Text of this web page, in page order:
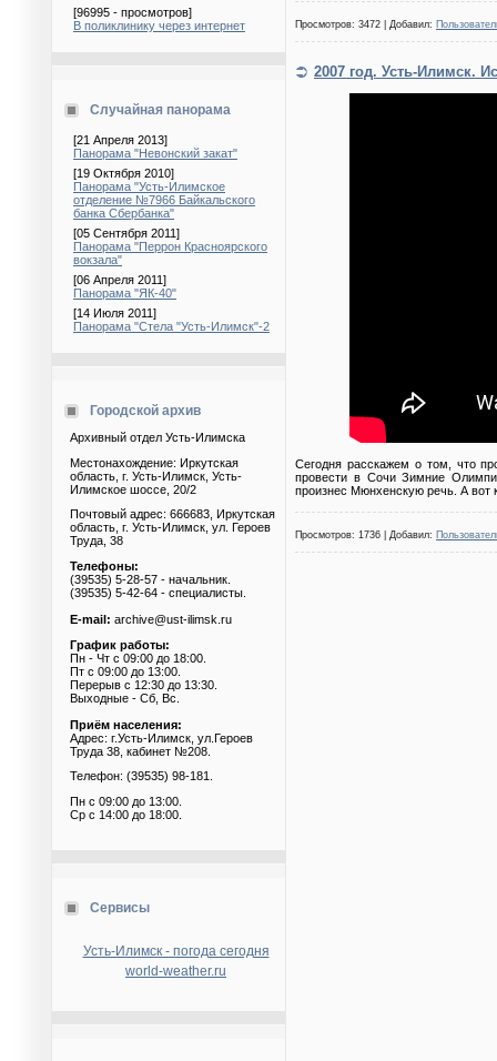
[96995 - просмотров]
В поликлинику через интернет
Случайная панорама
[21 Апреля 2013]
Панорама "Невонский закат"
[19 Октября 2010]
Панорама "Усть-Илимское
отделение №7966 Байкальского
банка Сбербанка"
[05 Сентября 2011]
Панорама "Перрон Красноярского
вокзала"
[06 Апреля 2011]
Панорама "ЯК-40"
[14 Июля 2011]
Панорама "Стела "Усть-Илимск"-2
Городской архив
Архивный отдел Усть-Илимска
Местонахождение: Иркутская
область, г. Усть-Илимск, Усть-
Илимское шоссе, 20/2
Почтовый адрес: 666683, Иркутская
область, г. Усть-Илимск, ул. Героев
Труда, 38
Телефоны:
(39535) 5-28-57 - начальник.
(39535) 5-42-64 - специалисты.
E-mail: archive@ust-ilimsk.ru
График работы:
Пн - Чт с 09:00 до 18:00.
Пт с 09:00 до 13:00.
Перерыв с 12:30 до 13:30.
Выходные - Сб, Вс.
Приём населения:
Адрес: г.Усть-Илимск, ул.Героев
Труда 38, кабинет №208.
Телефон: (39535) 98-181.
Пн с 09:00 до 13:00.
Ср с 14:00 до 18:00.
Сервисы
Усть-Илимск - погода сегодня
world-weather.ru
Просмотров: 3472 | Добавил:
2007 год. Усть-Илимск.
Сегодня расскажем о том, что
провести в Сочи Зимние
произнес Мюнхенскую речь. А вот
Просмотров: 1736 | Добавил: